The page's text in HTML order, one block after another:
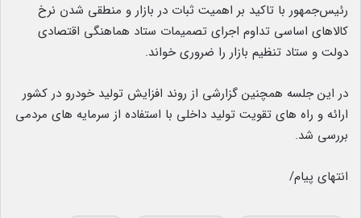
رئیس‌جمهور با تاکید بر اهمیت ثبات در بازار و منطقی شدن نرخ
کالاهای اساسی تداوم اجرای تصمیمات ستاد هماهنگی اقتصادی
دولت و ستاد تنظیم بازار را ضروری خواند.
در این جلسه همچنین گزارشی از روند افزایش تولید خودرو در کشور
ارائه و راه های تقویت تولید داخلی با استفاده از سرمایه های مردمی
بررسی شد.
انتهای پیام/